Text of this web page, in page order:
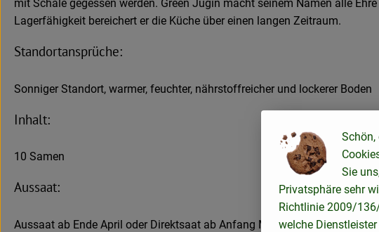
mit Schale gegessen werden. Green Jugin macht seinem Namen alle
Lagerfähigkeit bereichert er die Küche über einen langen Zeitraum.
Standortansprüche:
Sonniger Standort, warmer, feuchter, nährstoffreicher und lockerer Boden
Inhalt:
10 Samen
Aussaat:
Aussaat ab Ende April oder Direktsaat ab Anfang Mai. Saattiefe: ca. 3 cm
Schön,
Sie
Privatsphäre sehr
Richtlinie 2009/
welche